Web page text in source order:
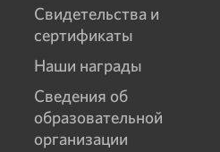
Свидетельства и
сертификаты
Наши награды
Сведения об
образовательной
организации